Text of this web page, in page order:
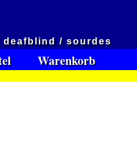
/ sourdes
Warenkorb